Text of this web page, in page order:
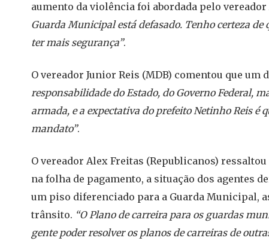
aumento da violência foi abordada pelo vereador
Guarda Municipal está defasado. Tenho certeza
ter mais segurança”.
O vereador Junior Reis (MDB) comentou que um
responsabilidade do Estado, do Governo Federal,
armada, e a expectativa do prefeito Netinho Reis é
mandato”.
O vereador Alex Freitas (Republicanos)
na folha de pagamento, a situação dos agentes
um piso diferenciado para a Guarda Municipal,
trânsito. “O Plano de carreira para os guardas
gente poder resolver os planos de carreiras de